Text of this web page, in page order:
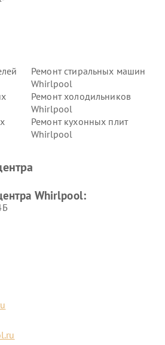
Ремонт стиральных машин
Whirlpool
Ремонт холодильников
Whirlpool
Ремонт кухонных плит
Whirlpool
Whirlpool: